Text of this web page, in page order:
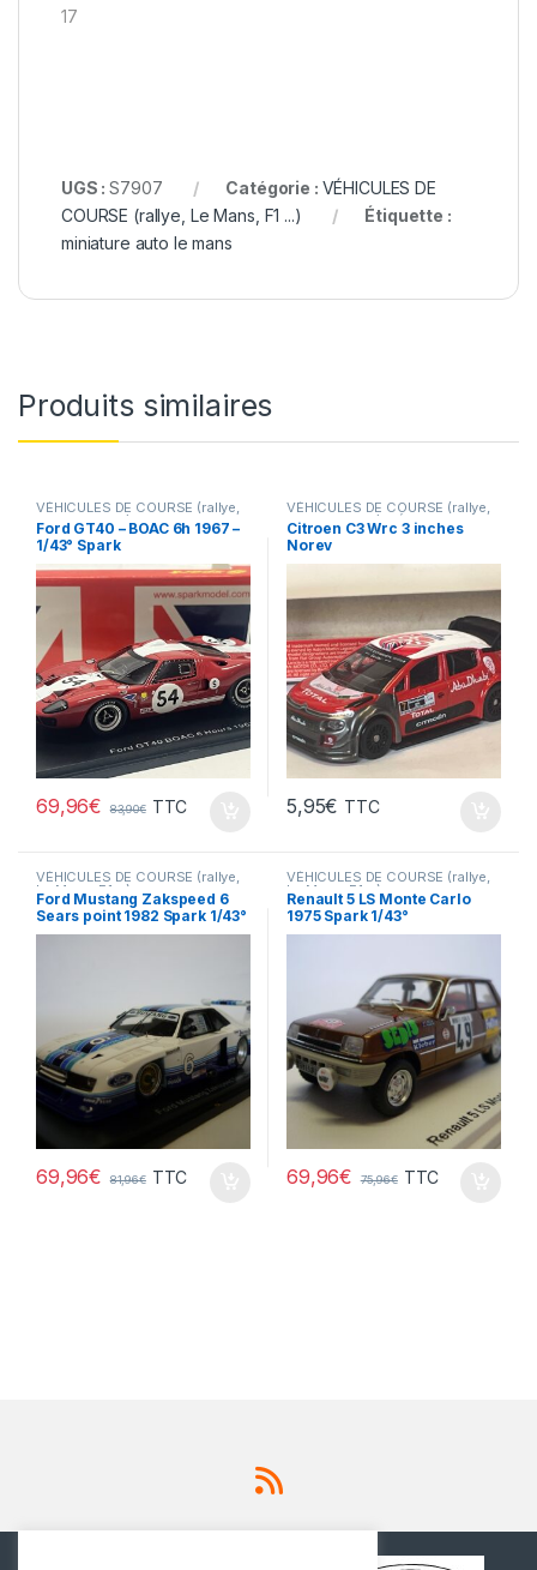
17
UGS :S7907 Catégorie : VÉHICULES DE
COURSE (rallye, Le Mans, F1 ...)
Étiquette :
miniature auto le mans
Produits similaires
VÉHICULES DE COURSE (rallye,
Le Mans, F1 ...)
Ford GT40 – BOAC 6h 1967 –
1/43° Spark
69,96€ 83,90€ TTC
VÉHICULES DE COURSE (rallye,
Le Mans, F1 ...), VÉHICULES
FRANÇAIS (voitures,camions...)
Citroen C3 Wrc 3 inches
Norev
5,95€ TTC
VÉHICULES DE COURSE (rallye,
Le Mans, F1 ...)
Ford Mustang Zakspeed 6
Sears point 1982 Spark 1/43°
69,96€ 81,96€ TTC
VÉHICULES DE COURSE (rallye,
Le Mans, F1 ...)
Renault 5 LS Monte Carlo
1975 Spark 1/43°
69,96€ 75,96€ TTC